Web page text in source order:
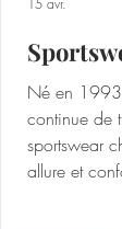
Né en 1993
continue de
sportswear
allure et